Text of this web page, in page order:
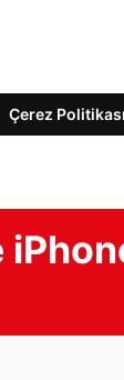
Çerez Politikası